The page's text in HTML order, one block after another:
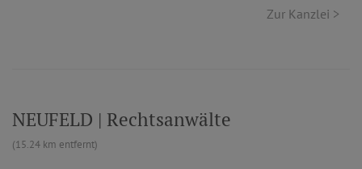
Zur Kanzlei >
NEUFELD | Rechtsanwälte
(15.24 km entfernt)